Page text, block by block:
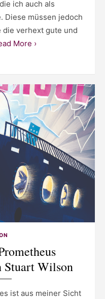
ich auch als
Diese müssen jedoch
verhext gute und
More ›
Stuart Wilson
ist aus meiner Sicht